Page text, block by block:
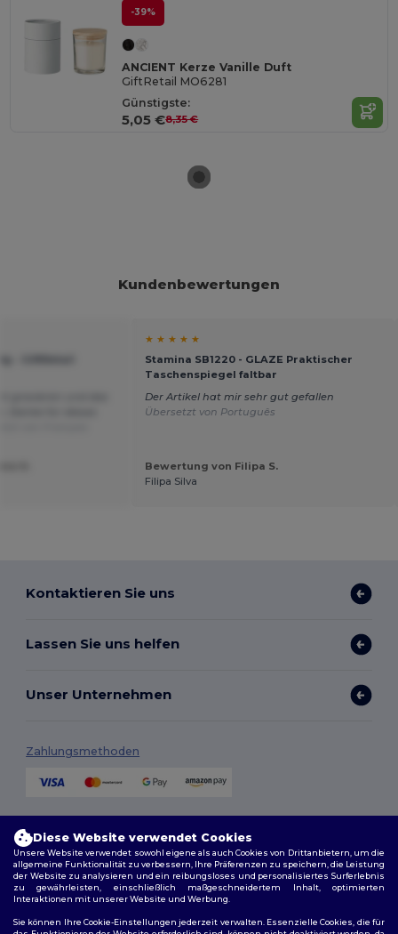
-39%
ANCIENT Kerze Vanille Duft
GiftRetail MO6281
Günstigste:
5,05 €8,35 €
Kundenbewertungen
★ ★ ★ ★ ★
Stamina SB1220 - GLAZE Praktischer
Taschenspiegel faltbar
Der Artikel hat mir sehr gut gefallen
Übersetzt von Português
Bewertung von Filipa S.
Filipa Silva
Kontaktieren Sie uns
Lassen Sie uns helfen
Unser Unternehmen
Zahlungsmethoden
Diese Website verwendet Cookies
Unsere Website verwendet sowohl eigene als auch Cookies von Drittanbietern, um die
allgemeine Funktionalität zu verbessern, Ihre Präferenzen zu speichern, die Leistung
der Website zu analysieren und ein reibungsloses und personalisiertes Surferlebnis
zu gewährleisten, einschließlich maßgeschneidertem Inhalt, optimierten
Interaktionen mit unserer Website und Werbung.
Sie können Ihre Cookie-Einstellungen jederzeit verwalten. Essenzielle Cookies, die für